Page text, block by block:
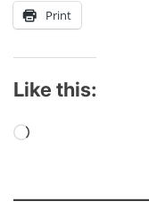
Print
Like this:
Loading…